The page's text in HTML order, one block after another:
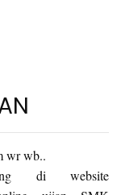
wr wb..
di website